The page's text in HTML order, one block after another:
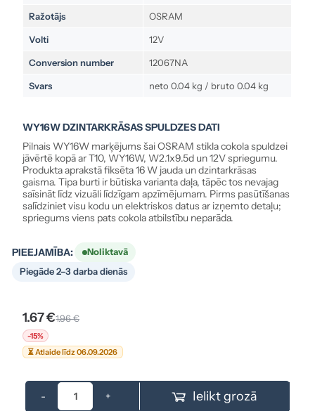
Ražotājs OSRAM
Volti 12V
Conversion number 12067NA
Svars neto 0.04 kg / bruto 0.04 kg
WY16W DZINTARKRĀSAS SPULDZES DATI
Pilnais WY16W marķējums šai OSRAM stikla cokola spuldzei
jāvērtē kopā ar T10, WY16W, W2.1x9.5d un 12V spriegumu.
Produkta aprakstā fiksēta 16 W jauda un dzintarkrāsas
gaisma. Tipa burti ir būtiska varianta daļa, tāpēc tos nevajag
saīsināt līdz vizuāli līdzīgam apzīmējumam. Pirms pasūtīšanas
salīdziniet visu kodu un elektriskos datus ar izņemto detaļu;
spriegums viens pats cokola atbilstību neparāda.
PIEEJAMĪBA:
Noliktavā
Piegāde 2–3 darba dienās
1.67 €1.96 €
-15%
⏳ Atlaide līdz 06.09.2026
- + Ielikt grozā